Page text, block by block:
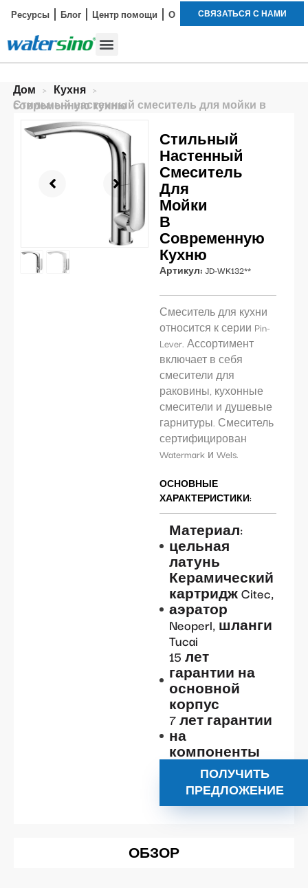
Ресурсы Блог Центр помощи О СВЯЗАТЬСЯ С НАМИ
Дом > Кухня >
Стильный настенный смеситель для мойки в современную кухню
Стильный
Настенный
Смеситель
Для
Мойки
В
Современную
Кухню
Артикул: JD-WK132**
Смеситель для кухни
относится к серии Pin-
Lever. Ассортимент
включает в себя
смесители для
раковины, кухонные
смесители и душевые
гарнитуры. Смеситель
сертифицирован
Watermark и Wels.
ОСНОВНЫЕ
ХАРАКТЕРИСТИКИ:
Материал:
цельная
латунь
Керамический
картридж Citec,
аэратор
Neoperl, шланги
Tucai
15 лет
гарантии на
основной
корпус
7 лет гарантии
на
компоненты
ПОЛУЧИТЬ
ПРЕДЛОЖЕНИЕ
ОБЗОР